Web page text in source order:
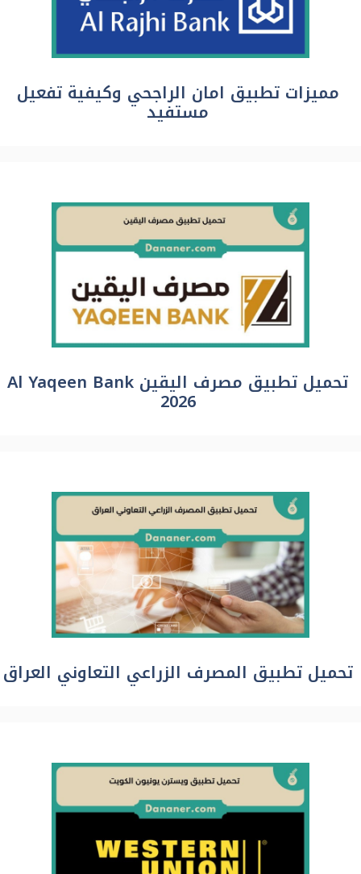
مميزات تطبيق امان الراجحي وكيفية تفعيل
مستفيد
تحميل تطبيق مصرف اليقين Al Yaqeen Bank
2026
تحميل تطبيق المصرف الزراعي التعاوني العراق